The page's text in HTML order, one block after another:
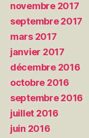
novembre 2017
septembre 2017
mars 2017
janvier 2017
décembre 2016
octobre 2016
septembre 2016
juillet 2016
juin 2016